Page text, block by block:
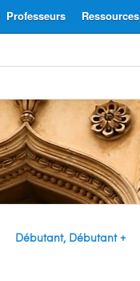
Ressources
Professeurs
Débutant, Débutant +